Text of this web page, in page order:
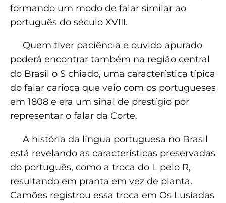
formando um modo de falar similar ao
português do século XVIII.
Quem tiver paciência e ouvido apurado
poderá encontrar também na região central
do Brasil o S chiado, uma característica típica
do falar carioca que veio com os portugueses
em 1808 e era um sinal de prestígio por
representar o falar da Corte.
A história da língua portuguesa no Brasil
está revelando as características preservadas
do português, como a troca do L pelo R,
resultando em pranta em vez de planta.
Camões registrou essa troca em Os Lusíadas